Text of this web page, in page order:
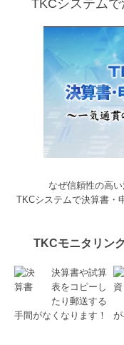
TKCシステム
なぜ信頼性の高
TKCシステムで決算書・
TKCモニタリン
決算書や試算
表をコピーし
たり郵送する
手間がなくなります！
が